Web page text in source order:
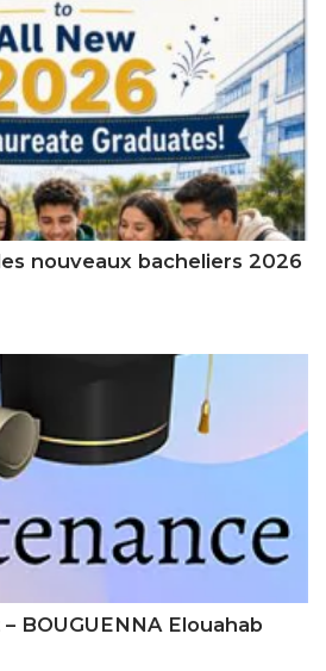
nouveaux bacheliers 2026
BOUGUENNA Elouahab